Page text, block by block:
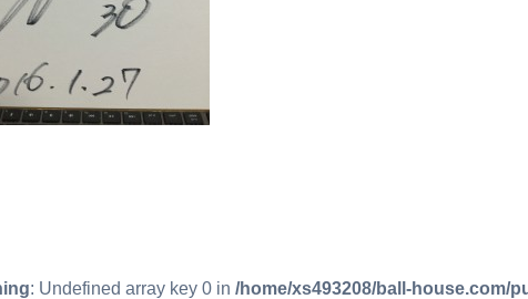
: Undefined array key 0 in /home/xs493208/ball-house.com/